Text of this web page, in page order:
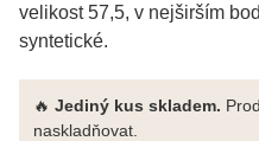
velikost 57,5, v nejširším
syntetické.
🔥 Jediný kus skladem.
naskladňovat.